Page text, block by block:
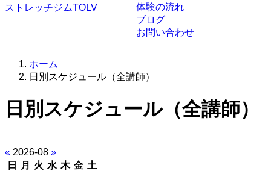
ストレッチジムTOLV
体験の流れ
ブログ
お問い合わせ
ホーム
日別スケジュール（全講師）
日別スケジュール（全講師）
« 2026-08 »
日
月 火 水 木 金 土